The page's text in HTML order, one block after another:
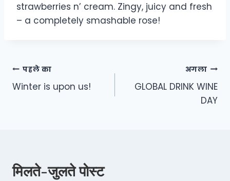
strawberries n’ cream. Zingy, juicy and fresh
– a completely smashable rose!
पहले का
Winter is upon us!
अगला
GLOBAL DRINK WINE
DAY
मिलते-जुलते पोस्ट